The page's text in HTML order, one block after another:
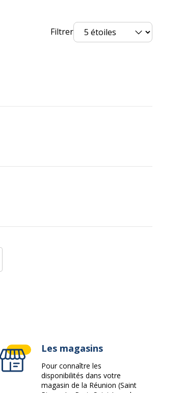
Filtrer
Les magasins
Pour connaître les
disponibilités dans votre
magasin de la Réunion (Saint